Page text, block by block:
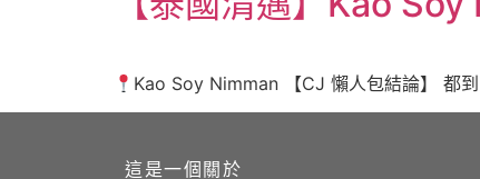
Kao Soy Nimman 【CJ 懶人包結論】 都
這是一個關於